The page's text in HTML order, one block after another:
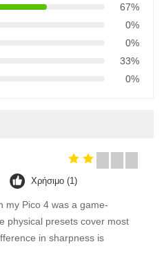
67%
0%
0%
33%
0%
Χρήσιμο (1)
my Pico 4 was a game-
physical presets cover most
in sharpness is